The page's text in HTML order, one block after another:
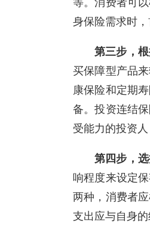
等。消费者可
身保险需求时
第三步，
买保障型产品
康保险和定期
备。投资连结
受能力的投资
第四步，
响程度来设定
两种，消费者
支出应与自身